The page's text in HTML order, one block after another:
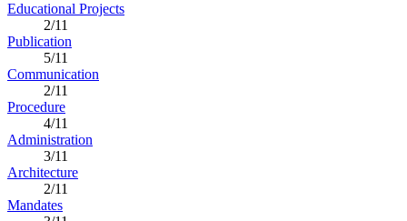
Educational Projects
2/11
Publication
5/11
Communication
2/11
Procedure
4/11
Administration
3/11
Architecture
2/11
Mandates